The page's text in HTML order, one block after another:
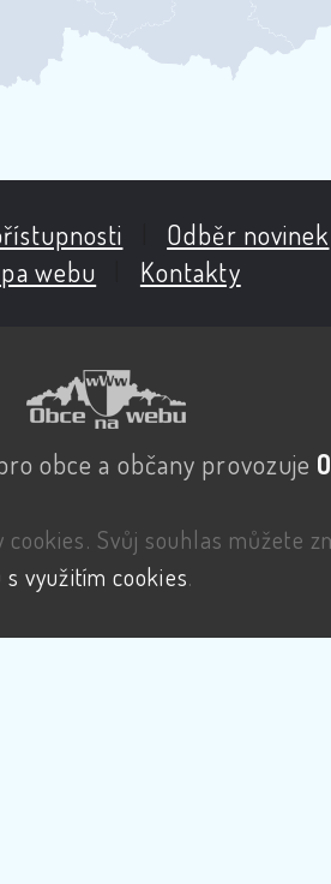
Odběr novinek
webu
Kontakty
obce a občany provozuje
cookies. Svůj souhlas můžete
využitím cookies.